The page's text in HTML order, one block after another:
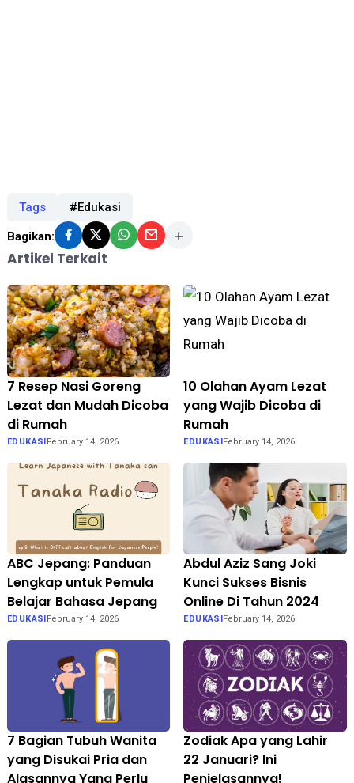
Tags #Edukasi
Bagikan:
Artikel Terkait
7 Resep Nasi Goreng
Lezat dan Mudah Dicoba
di Rumah
EDUKASIFebruary 14, 2026
10 Olahan Ayam Lezat
yang Wajib Dicoba di
Rumah
EDUKASIFebruary 14, 2026
ABC Jepang: Panduan
Lengkap untuk Pemula
Belajar Bahasa Jepang
EDUKASIFebruary 14, 2026
Abdul Aziz Sang Joki
Kunci Sukses Bisnis
Online Di Tahun 2024
EDUKASIFebruary 14, 2026
7 Bagian Tubuh Wanita
yang Disukai Pria dan
Alasannya Yang Perlu
Zodiak Apa yang Lahir
22 Januari? Ini
Penjelasannya!